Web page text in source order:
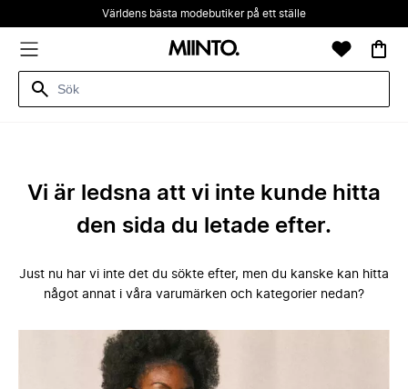
Världens bästa modebutiker på ett ställe
Vi är ledsna att vi inte kunde hitta
den sida du letade efter.
Just nu har vi inte det du sökte efter, men du kanske kan hitta
något annat i våra varumärken och kategorier nedan?